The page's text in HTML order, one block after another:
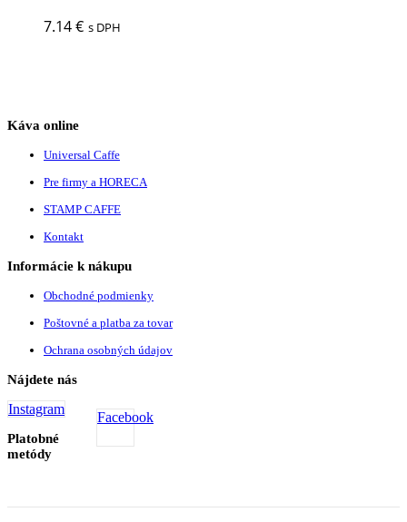
7.14€ s DPH
Káva online
Universal Caffe
Pre firmy a HORECA
STAMP CAFFE
Kontakt
Informácie k nákupu
Obchodné podmienky
Poštovné a platba za tovar
Ochrana osobných údajov
Nájdete nás
Facebook
Instagram
Platobné
metódy